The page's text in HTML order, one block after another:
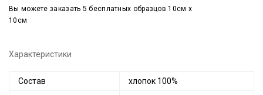
Вы можете заказать 5 бесплатных образцов 10см x
10см
Характеристики
Состав хлопок 100%